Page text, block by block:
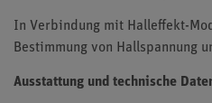
In Verbindung mit Halleffekt-
Bestimmung von Hallspannung
Ausstattung und technische